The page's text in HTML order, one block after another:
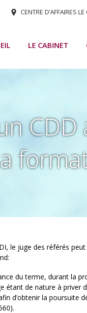
CENTRE D’AFFAIRES
LE CABINET
le juge des référés
du terme, durant la
de nature à priver
d’obtenir la poursuite